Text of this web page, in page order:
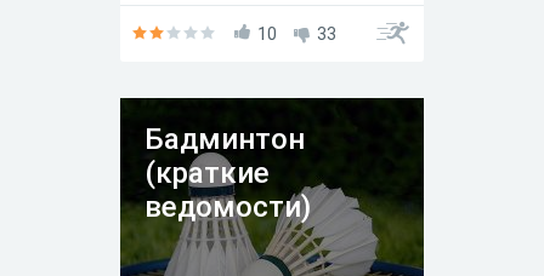
10 33
Бадминтон
(краткие
ведомости)